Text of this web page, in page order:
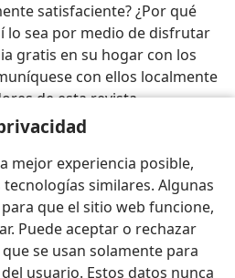
mejor experiencia posible,
similares. Algunas
que el sitio web funcione,
Puede aceptar o rechazar
se usan solamente para
usuario. Estos datos nunca
satisfaciente? ¿Por qué
lo sea por medio de disfrutar
gratis en su hogar con los
con ellos localmente
de esta revista.
Configuración
Bible and Tract Society of Pennsylvania
uso
Política de privacidad
JW.ORG Iniciar sesión